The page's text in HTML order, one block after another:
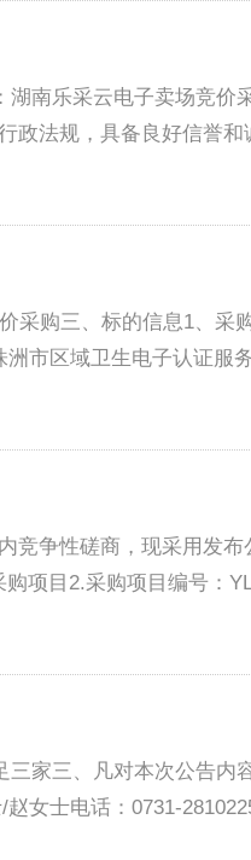
南乐采云电子卖场竞价
法规，具备良好信誉
采购三、标的信息1、采
市区域卫生电子认证服
竞争性磋商，现采用发
项目2.采购项目编号：
家三、凡对本次公告内
女士电话：0731-